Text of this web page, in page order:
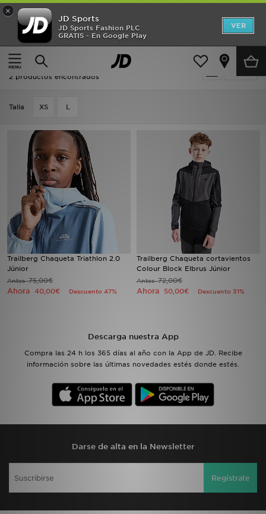
×
JD Sports
JD Sports Fashion PLC
GRATIS - En Google Play
VER
Página principal
Niños
Oferta | Niños - Trailberg
2 productos encontrados
Talla XS L
Trailberg Chaqueta Triathlon 2.0
Júnior
Antes75,00€
Ahora 40,00€ Descuento 47%
Trailberg Chaqueta cortavientos
Colour Block Elbrus Júnior
Antes72,00€
Ahora 50,00€ Descuento 31%
Descarga nuestra App
Compra las 24 h los 365 días al año con la App de JD. Recibe
información sobre las últimas novedades estés donde estés.
Darse de alta en la Newsletter
Regístrate
Hombre
Mujer
Niños
Ver Marcas
Deportes & Fitness
JD Fútbol
Ofertas
TARJETA REGALO
MI JD